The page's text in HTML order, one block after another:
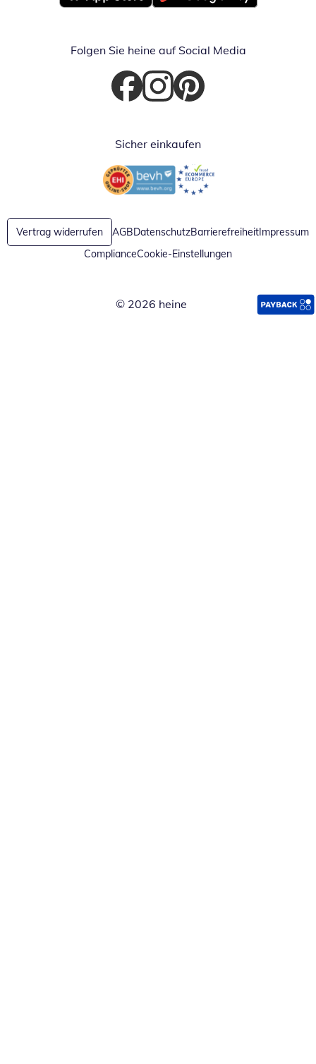
Öffnet in neuem FensterÖffnet in neuem Fenster
Folgen Sie heine auf Social Media
Öffnet in neuem Fenster
Öffnet in neuem Fenster
Öffnet in neuem Fenster
Sicher einkaufen
Öffnet in neuem FensterÖffnet in neuem Fenster
Vertrag widerrufen AGBDatenschutzBarrierefreiheitImpressum
ComplianceCookie-Einstellungen
© 2026 heine